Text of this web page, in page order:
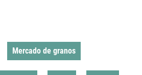
Mercado de granos